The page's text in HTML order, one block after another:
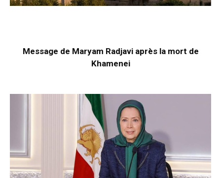
Message de Maryam Radjavi après la mort de
Khamenei